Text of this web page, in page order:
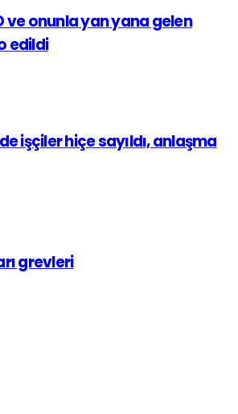
ve onunla yan yana gelen
edildi
işçiler hiçe sayıldı, anlaşma
grevleri